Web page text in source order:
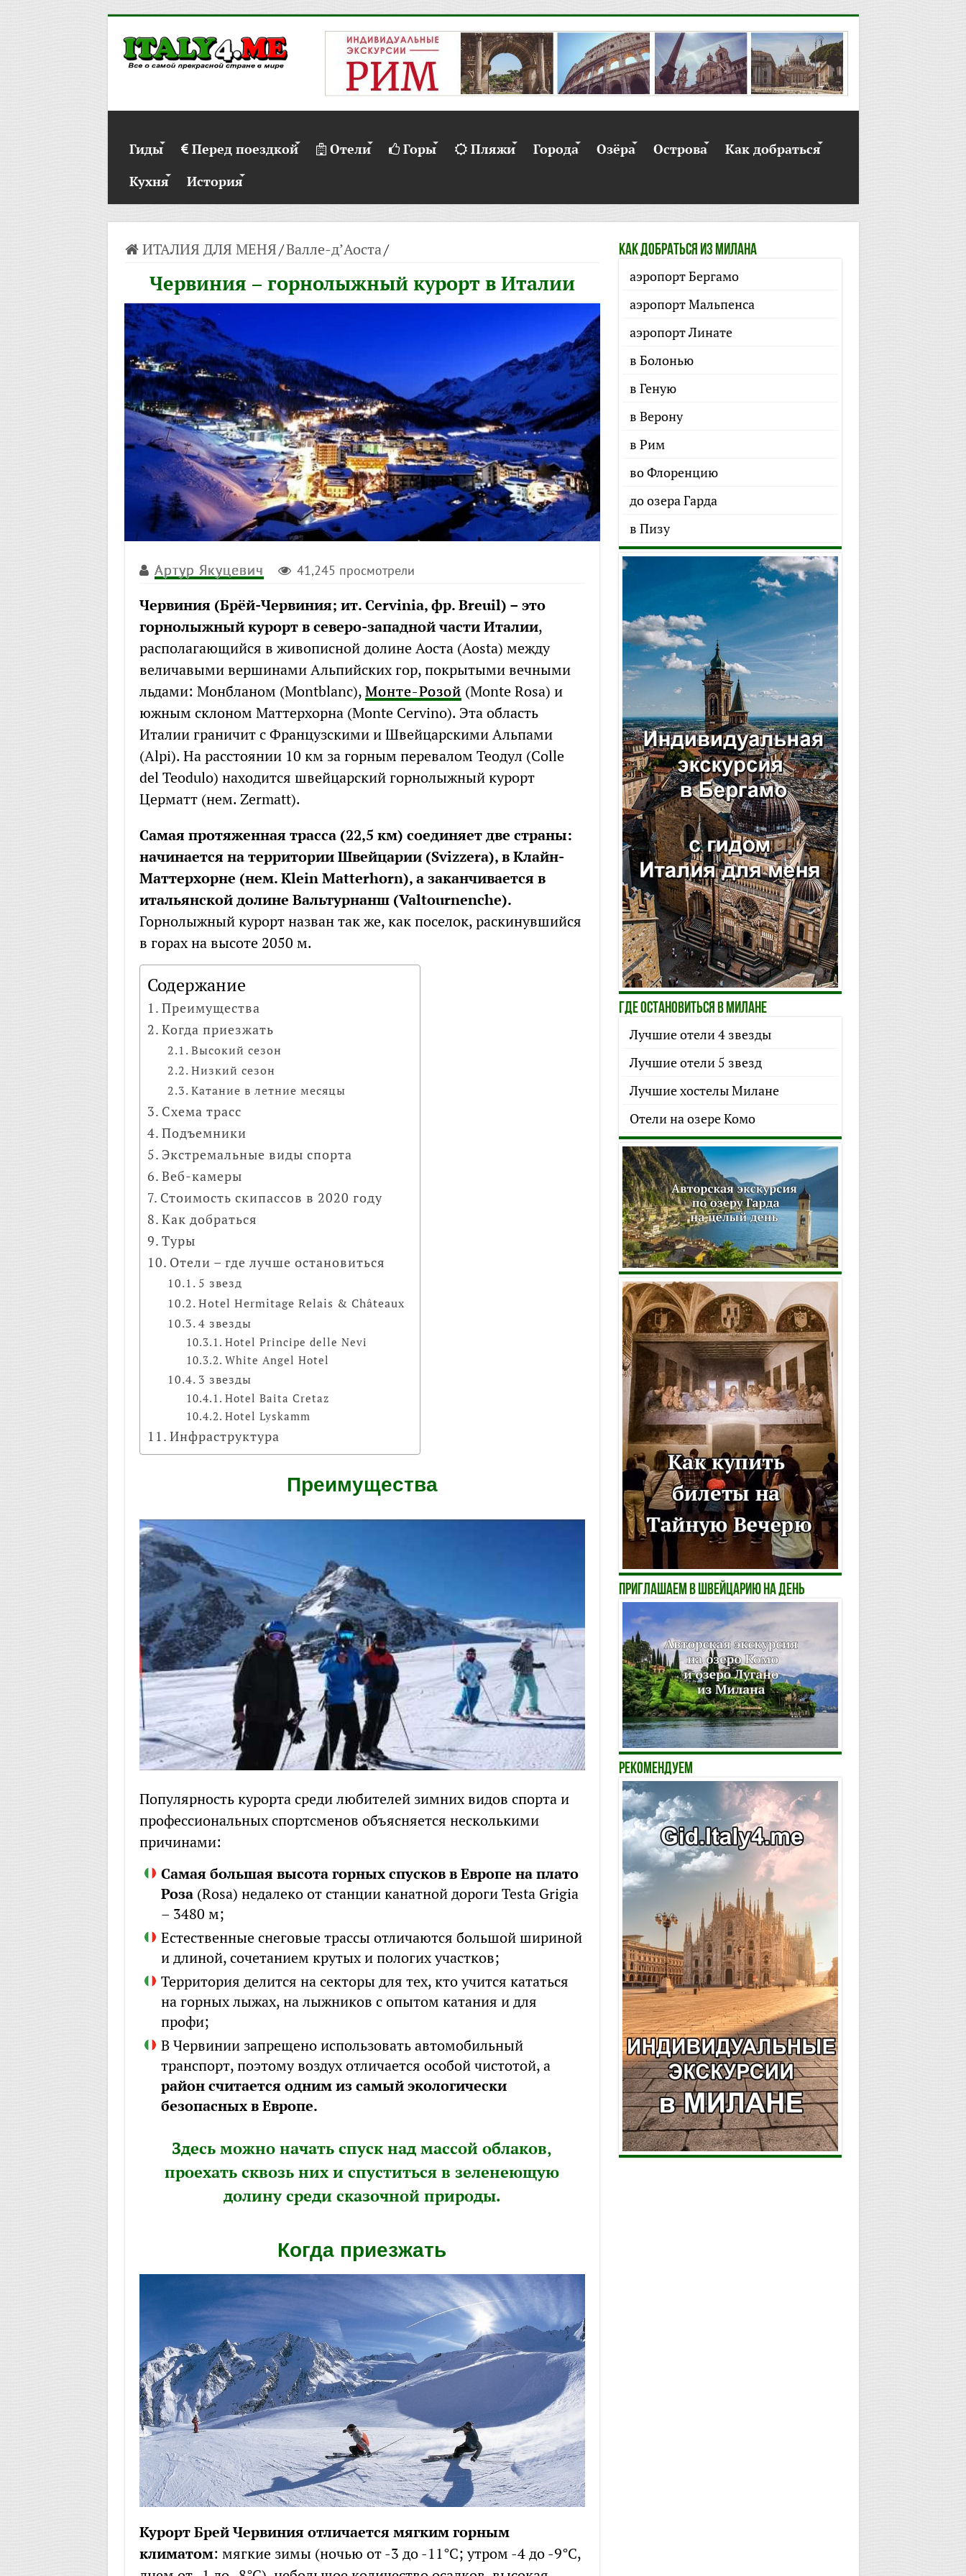
Гиды Перед поездкой Отели Горы Пляжи Города Озёра Острова
Как добраться
Кухня
История
ИТАЛИЯ ДЛЯ МЕНЯ/Валле-д’Аоста/
Червиния – горнолыжный курорт в Италии
Артур Якуцевич 41,245 просмотрели
Червиния (Брёй-Червиния; ит. Cervinia, фр. Breuil) – это
горнолыжный курорт в северо-западной части Италии,
располагающийся в живописной долине Аоста (Aosta) между
величавыми вершинами Альпийских гор, покрытыми вечными
льдами: Монбланом (Montblanc),Монте-Розой (Monte Rosa) и
южным склоном Маттерхорна (Monte Cervino). Эта область
Италии граничит с Французскими и Швейцарскими Альпами
(Alpi). На расстоянии 10 км за горным перевалом Теодул (Colle
del Teodulo) находится швейцарский горнолыжный курорт
Церматт (нем. Zermatt).
Самая протяженная трасса (22,5 км) соединяет две страны:
начинается на территории Швейцарии (Svizzera), в Клайн-
Маттерхорне (нем. Klein Matterhorn), а заканчивается в
итальянской долине Вальтурнанш (Valtournenche).
Горнолыжный курорт назван так же, как поселок, раскинувшийся
в горах на высоте 2050 м.
Содержание
Преимущества
Когда приезжать
Высокий сезон
Низкий сезон
Катание в летние месяцы
Схема трасс
Подъемники
Экстремальные виды спорта
Веб-камеры
Стоимость скипассов в 2020 году
Как добраться
Туры
Отели – где лучше остановиться
5 звезд
Hotel Hermitage Relais & Châteaux
4 звезды
Hotel Principe delle Nevi
White Angel Hotel
3 звезды
Hotel Baita Cretaz
Hotel Lyskamm
Инфраструктура
Преимущества
Популярность курорта среди любителей зимних видов спорта и
профессиональных спортсменов объясняется несколькими
причинами:
Самая большая высота горных спусков в Европе на плато
Роза(Rosa) недалеко от станции канатной дороги Testa Grigia
– 3480 м;
Естественные снеговые трассы отличаются большой шириной
и длиной, сочетанием крутых и пологих участков;
Территория делится на секторы для тех, кто учится кататься
на горных лыжах, на лыжников с опытом катания и для
профи;
В Червинии запрещено использовать автомобильный
транспорт, поэтому воздух отличается особой чистотой, а
район считается одним из самый экологически
безопасных в Европе.
Здесь можно начать спуск над массой облаков,
проехать сквозь них и спуститься в зеленеющую
долину среди сказочной природы.
Когда приезжать
Курорт Брей Червиния отличается мягким горным
климатом: мягкие зимы (ночью от -3 до -11°С; утром -4 до -9°С,
Как добраться из Милана
аэропорт Бергамо
аэропорт Мальпенса
аэропорт Линате
в Болонью
в Геную
в Верону
в Рим
во Флоренцию
до озера Гарда
в Пизу
ГДЕ ОСТАНОВИТЬСЯ В МИЛАНЕ
Лучшие отели 4 звезды
Лучшие отели 5 звезд
Лучшие хостелы Милане
Отели на озере Комо
Приглашаем в Швейцарию на день
РЕКОМЕНДУЕМ